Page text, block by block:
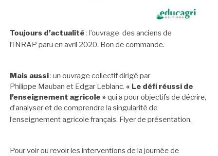
Toujours d’actualité : l’ouvrage des anciens de
l’INRAP paru en avril 2020. Bon de commande.
Mais aussi: un ouvrage collectif dirigé par
Philippe Mauban et Edgar Leblanc. « Le défi réussi de
l’enseignement agricole » qui a pour objectifs de décrire,
d’analyser et de comprendre la singularité de
l’enseignement agricole français. Flyer de présentation.
Pour voir ou revoir les interventions de la journée de